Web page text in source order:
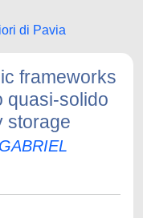
di Pavia
frameworks
quasi-solido
storage